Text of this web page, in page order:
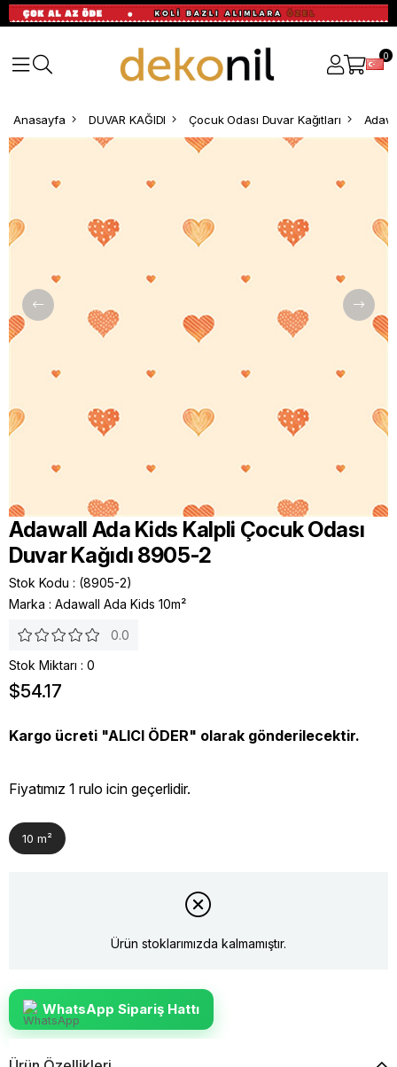
0
Anasayfa DUVAR KAĞIDI Çocuk Odası Duvar Kağıtları
Adawall Ada Kids Kalpli Çocuk Odası
Duvar Kağıdı 8905-2
Stok Kodu
(8905-2)
Marka : Adawall Ada Kids 10m²
0.0
Stok Miktarı : 0
$54.17
Kargo ücreti "ALICI ÖDER" olarak gönderilecektir.
Fiyatımız 1 rulo icin geçerlidir.
10 m²
Ürün stoklarımızda kalmamıştır.
WhatsApp Sipariş Hattı